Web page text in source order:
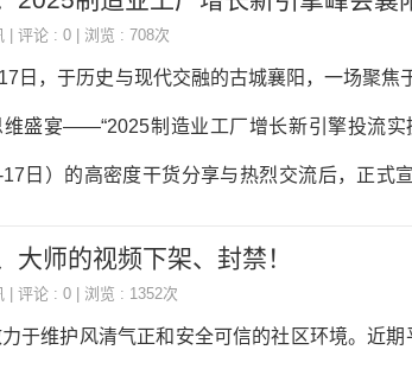
章结构化数据与SchemaJSON-LD实战部署
| 评论 : 0 | 浏览 : 708次
日，于历史与现代交融的古城襄阳，一场聚焦
维盛宴——“2025制造业工厂增长新引擎投流实
-17日）的高密度干货分享与热烈交流后，正式
人以及超百名拥有十余年实战经验的互联网短
大师的视频下架、封禁！
| 评论 : 0 | 浏览 : 1352次
于维护风清气正和安全可信的社区环境。近期